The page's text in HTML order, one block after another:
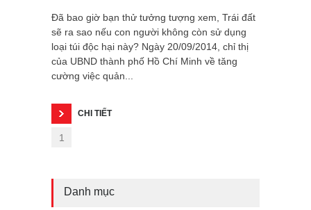
Đã bao giờ bạn thử tưởng tượng xem, Trái đất
sẽ ra sao nếu con người không còn sử dụng
loại túi độc hại này? Ngày 20/09/2014, chỉ thị
của UBND thành phố Hồ Chí Minh về tăng
cường việc quản...
CHI TIẾT
1
Danh mục